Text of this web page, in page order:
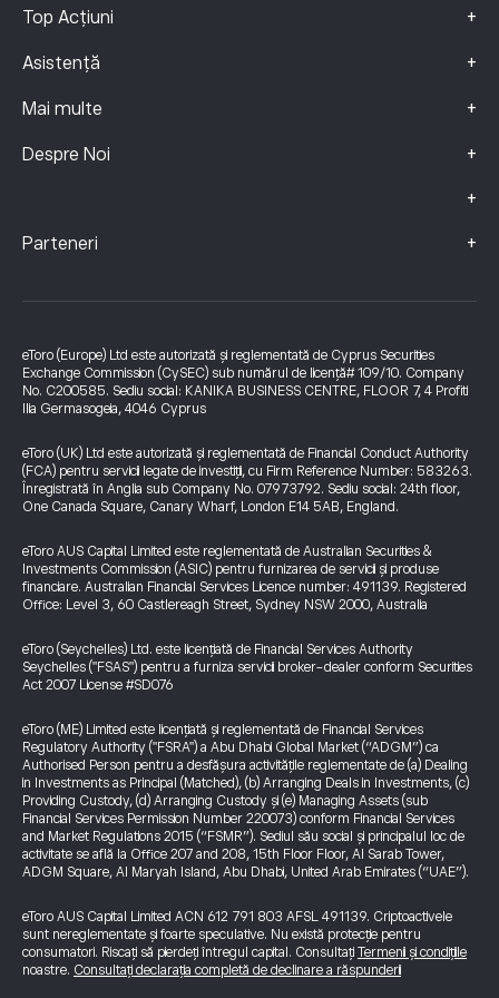
Top Acțiuni +
Asistență +
Mai multe +
Despre Noi +
+
Parteneri +
eToro (Europe) Ltd este autorizată și reglementată de Cyprus Securities
Exchange Commission (CySEC) sub numărul de licență# 109/10. Company
No. C200585. Sediu social: KANIKA BUSINESS CENTRE, FLOOR 7, 4 Profiti
Ilia Germasogeia, 4046 Cyprus
eToro (UK) Ltd este autorizată și reglementată de Financial Conduct Authority
(FCA) pentru servicii legate de investiții, cu Firm Reference Number: 583263.
Înregistrată în Anglia sub Company No. 07973792. Sediu social: 24th floor,
One Canada Square, Canary Wharf, London E14 5AB, England.
eToro AUS Capital Limited este reglementată de Australian Securities &
Investments Commission (ASIC) pentru furnizarea de servicii și produse
financiare. Australian Financial Services Licence number: 491139. Registered
Office: Level 3, 60 Castlereagh Street, Sydney NSW 2000, Australia
eToro (Seychelles) Ltd. este licențiată de Financial Services Authority
Seychelles ("FSAS") pentru a furniza servicii broker-dealer conform Securities
Act 2007 License #SD076
eToro (ME) Limited este licențiată și reglementată de Financial Services
Regulatory Authority ("FSRA") a Abu Dhabi Global Market (“ADGM”) ca
Authorised Person pentru a desfășura activitățile reglementate de (a) Dealing
in Investments as Principal (Matched), (b) Arranging Deals in Investments, (c)
Providing Custody, (d) Arranging Custody și (e) Managing Assets (sub
Financial Services Permission Number 220073) conform Financial Services
and Market Regulations 2015 (“FSMR”). Sediul său social și principalul loc de
activitate se află la Office 207 and 208, 15th Floor Floor, Al Sarab Tower,
ADGM Square, Al Maryah Island, Abu Dhabi, United Arab Emirates (“UAE”).
eToro AUS Capital Limited ACN 612 791 803 AFSL 491139. Criptoactivele
sunt nereglementate și foarte speculative. Nu există protecție pentru
consumatori. Riscați să pierdeți întregul capital. Consultați Termenii și condițiile
noastre. Consultați declarația completă de declinare a răspunderii